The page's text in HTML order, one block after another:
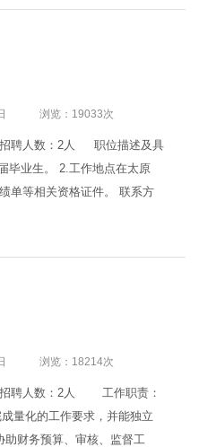
浏览：19033次
人数：2人 职位描述及具
毕业生。 2.工作地点在太原
单等相关资格证件。 联系方
浏览：18214次
人数：2人 工作职责：
量化的工作要求，并能独立
助财务预算、审核、监督工